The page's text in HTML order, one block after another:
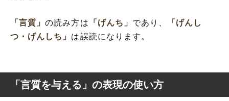
「言質」の読み方は 「げんち」 であり、
「げんし
つ・げんしち」 は誤読になります。
「言質を与える」の表現の使い方